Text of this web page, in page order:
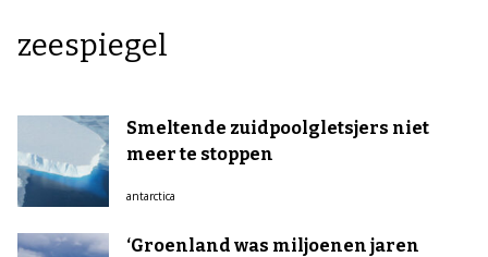
zeespiegel
Smeltende zuidpoolgletsjers niet
meer te stoppen
antarctica
‘Groenland was miljoenen jaren